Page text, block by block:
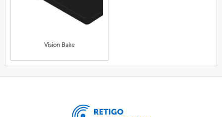
Vision Bake